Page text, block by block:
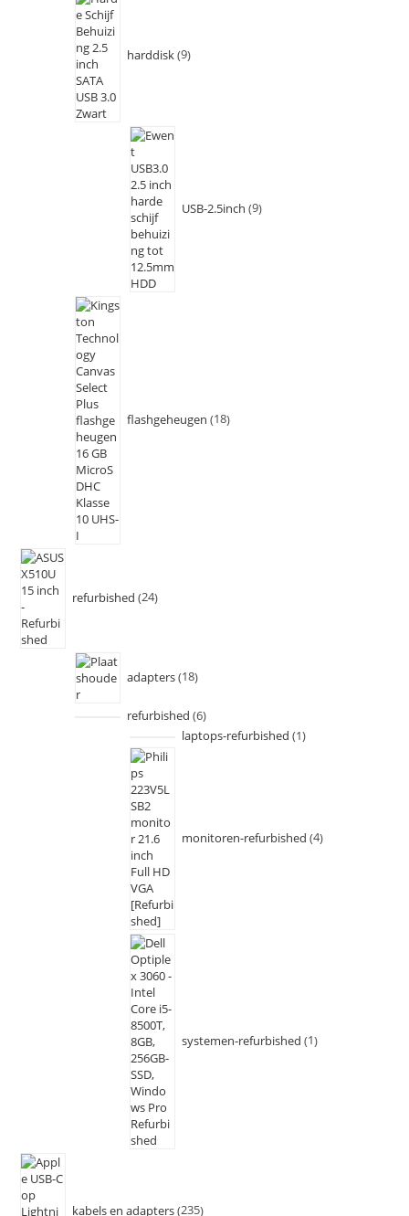
harddisk 9
USB-2.5inch 9
flashgeheugen 18
refurbished 24
adapters 18
refurbished 6
laptops-refurbished 1
monitoren-refurbished 4
systemen-refurbished 1
kabels en adapters 235